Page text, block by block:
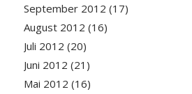
September 2012 (17)
August 2012 (16)
Juli 2012 (20)
Juni 2012 (21)
Mai 2012 (16)